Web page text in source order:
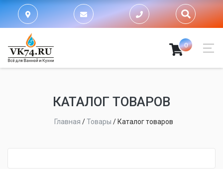
0
КАТАЛОГ ТОВАРОВ
Главная /Товары / Каталог товаров